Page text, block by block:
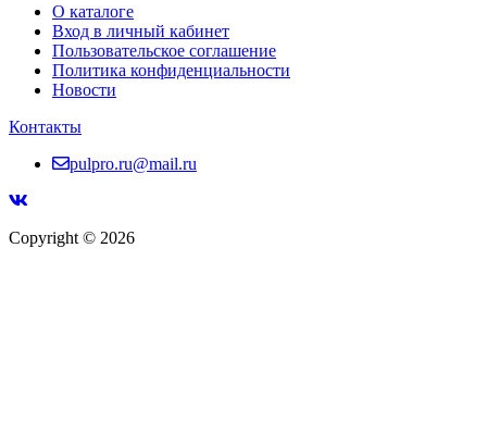
О каталоге
Вход в личный кабинет
Пользовательское соглашение
Политика конфиденциальности
Новости
Контакты
pulpro.ru@mail.ru
Copyright © 2026